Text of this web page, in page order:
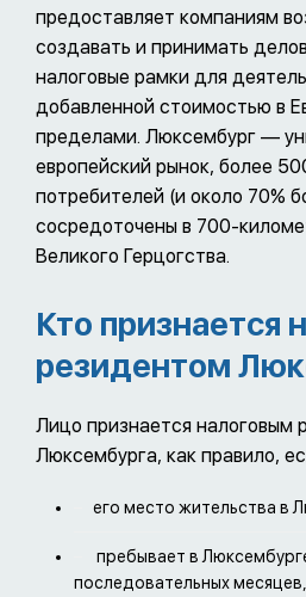
предоставляет компаниям
создавать и принимать
налоговые рамки для
добавленной стоимостью в
пределами. Люксембург —
европейский рынок, более
потребителей (и около 70%
сосредоточены в 700-
Великого Герцогства.
Кто признается
резидентом
Лицо признается налоговым
Люксембурга, как правило,
его место жительства в
пребывает в
последовательных